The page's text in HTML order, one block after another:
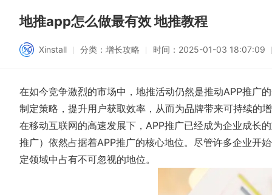
地推app怎么做最有效 地推教程
Xinstall 分类： 增长攻略 时间： 2025-01-03 18:07:09
在如今竞争激烈的市场中，地推活动仍然是推动APP推广
制定策略，提升用户获取效率，从而为品牌带来可持续的
在移动互联网的高速发展下，APP推广已经成为企业成长
推广）依然占据着APP推广的核心地位。尽管许多企业开
定领域中占有不可忽视的地位。